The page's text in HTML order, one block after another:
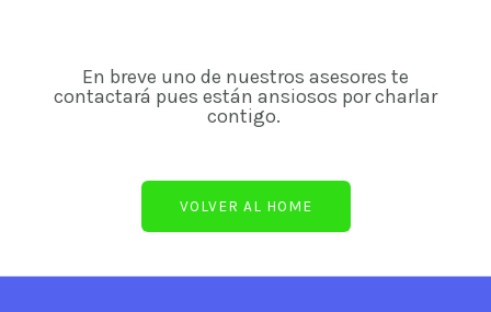
En breve uno de nuestros asesores te
contactará pues están ansiosos por charlar
contigo.
VOLVER AL HOME